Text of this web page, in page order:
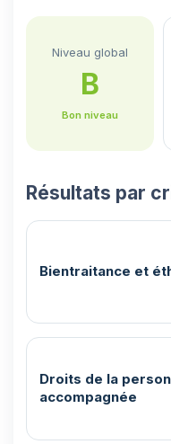
Niveau global
B
Bon niveau
Résultats par
Bientraitance et
Droits de la
accompagnée